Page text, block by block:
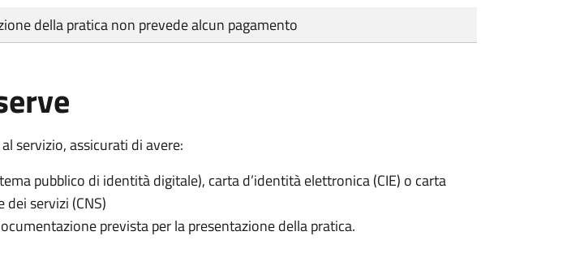
della pratica non prevede alcun pagamento
servizio, assicurati di avere:
pubblico di identità digitale), carta d’identità elettronica (CIE) o carta
dei servizi (CNS)
prevista per la presentazione della pratica.